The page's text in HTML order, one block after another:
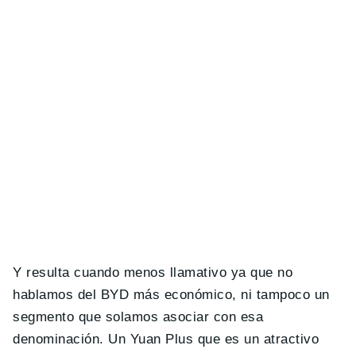
Y resulta cuando menos llamativo ya que no
hablamos del BYD más económico, ni tampoco un
segmento que solamos asociar con esa
denominación. Un Yuan Plus que es un atractivo